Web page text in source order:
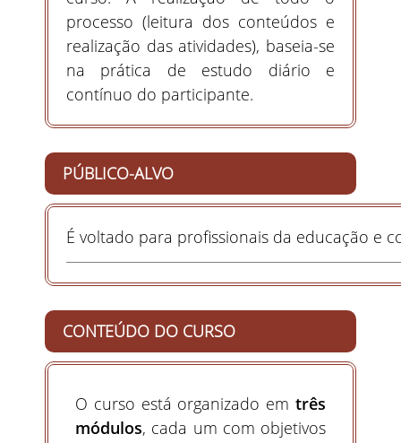
processo (leitura dos conteúdos e
realização das atividades), baseia-se
na prática de estudo diário e
contínuo do participante.
PÚBLICO-ALVO
É voltado para profissionais da educação e
CONTEÚDO DO CURSO
O curso está organizado em três
módulos, cada um com objetivos